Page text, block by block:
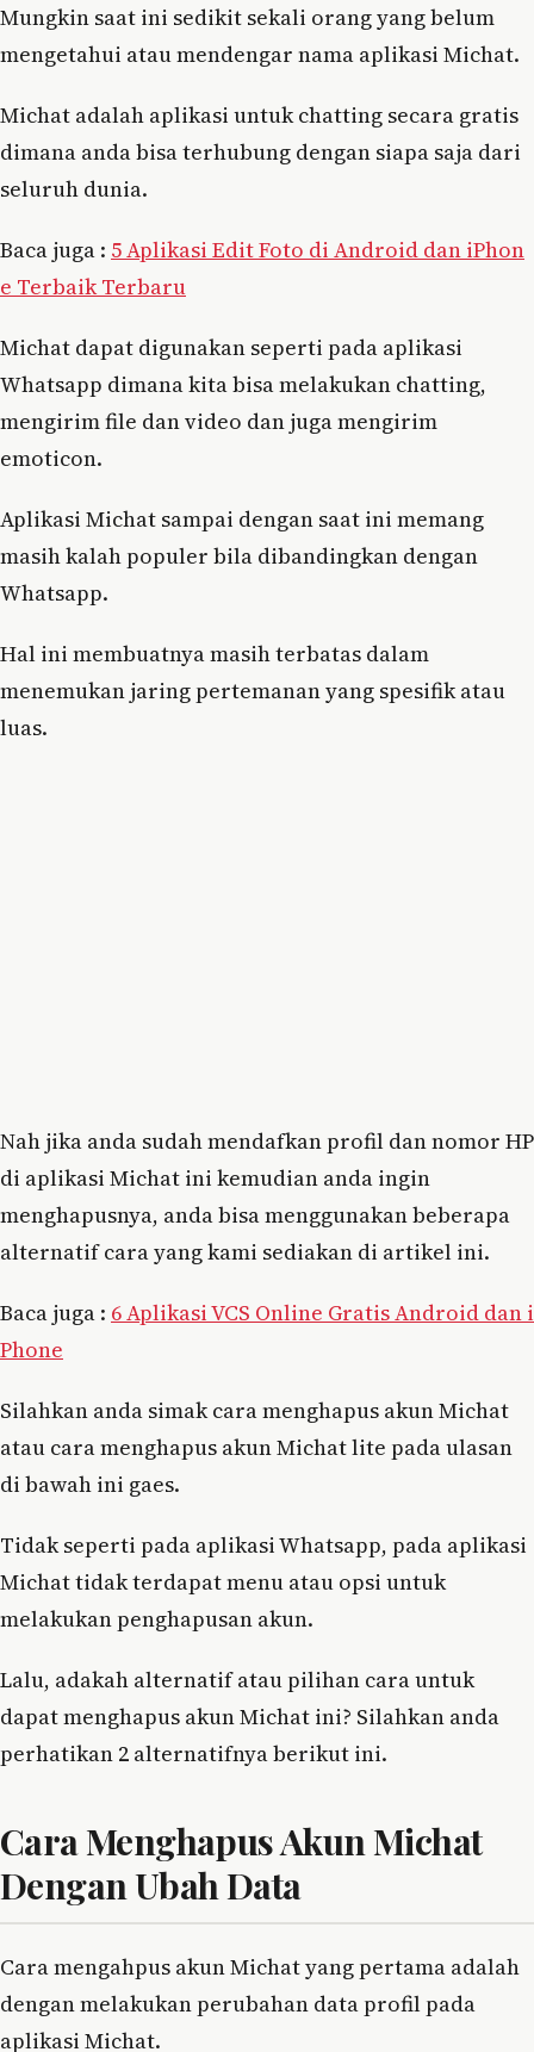
Mungkin saat ini sedikit sekali orang yang belum
mengetahui atau mendengar nama aplikasi Michat.
Michat adalah aplikasi untuk chatting secara gratis
dimana anda bisa terhubung dengan siapa saja dari
seluruh dunia.
Baca juga : 5 Aplikasi Edit Foto di Android dan iPhon
e Terbaik Terbaru
Michat dapat digunakan seperti pada aplikasi
Whatsapp dimana kita bisa melakukan chatting,
mengirim file dan video dan juga mengirim
emoticon.
Aplikasi Michat sampai dengan saat ini memang
masih kalah populer bila dibandingkan dengan
Whatsapp.
Hal ini membuatnya masih terbatas dalam
menemukan jaring pertemanan yang spesifik atau
luas.
Nah jika anda sudah mendafkan profil dan nomor HP
di aplikasi Michat ini kemudian anda ingin
menghapusnya, anda bisa menggunakan beberapa
alternatif cara yang kami sediakan di artikel ini.
Baca juga : 6 Aplikasi VCS Online Gratis Android dan i
Phone
Silahkan anda simak cara menghapus akun Michat
atau cara menghapus akun Michat lite pada ulasan
di bawah ini gaes.
Tidak seperti pada aplikasi Whatsapp, pada aplikasi
Michat tidak terdapat menu atau opsi untuk
melakukan penghapusan akun.
Lalu, adakah alternatif atau pilihan cara untuk
dapat menghapus akun Michat ini? Silahkan anda
perhatikan 2 alternatifnya berikut ini.
Cara Menghapus Akun Michat
Dengan Ubah Data
Cara mengahpus akun Michat yang pertama adalah
dengan melakukan perubahan data profil pada
aplikasi Michat.